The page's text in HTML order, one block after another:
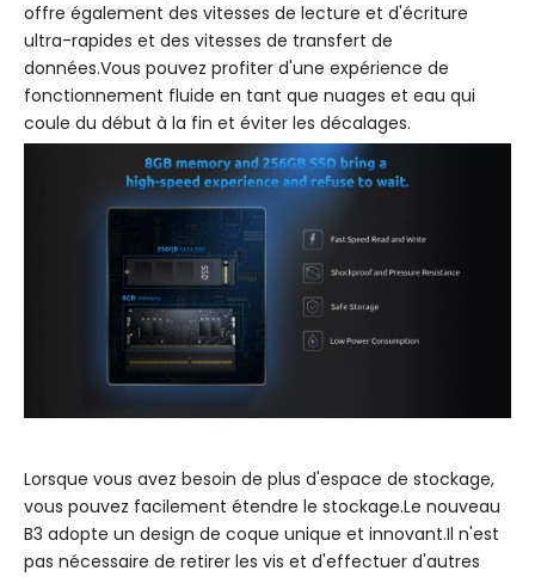
offre également des vitesses de lecture et d'écriture
ultra-rapides et des vitesses de transfert de
données.Vous pouvez profiter d'une expérience de
fonctionnement fluide en tant que nuages ​​​​et eau qui
coule du début à la fin et éviter les décalages.
Lorsque vous avez besoin de plus d'espace de stockage,
vous pouvez facilement étendre le stockage.Le nouveau
B3 adopte un design de coque unique et innovant.Il n'est
pas nécessaire de retirer les vis et d'effectuer d'autres